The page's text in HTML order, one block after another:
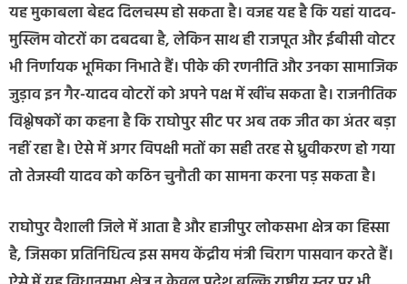
यह मुकाबला बेहद दिलचस्प हो सकता है। वजह यह है कि यहां यादव-
मुस्लिम वोटरों का दबदबा है, लेकिन साथ ही राजपूत और ईबीसी वोटर
भी निर्णायक भूमिका निभाते हैं। पीके की रणनीति और उनका सामाजिक
जुड़ाव इन गैर-यादव वोटरों को अपने पक्ष में खींच सकता है। राजनीतिक
विश्लेषकों का कहना है कि राघोपुर सीट पर अब तक जीत का अंतर बड़ा
नहीं रहा है। ऐसे में अगर विपक्षी मतों का सही तरह से ध्रुवीकरण हो गया
तो तेजस्वी यादव को कठिन चुनौती का सामना करना पड़ सकता है।
राघोपुर वैशाली जिले में आता है और हाजीपुर लोकसभा क्षेत्र का हिस्सा
है, जिसका प्रतिनिधित्व इस समय केंद्रीय मंत्री चिराग पासवान करते हैं।